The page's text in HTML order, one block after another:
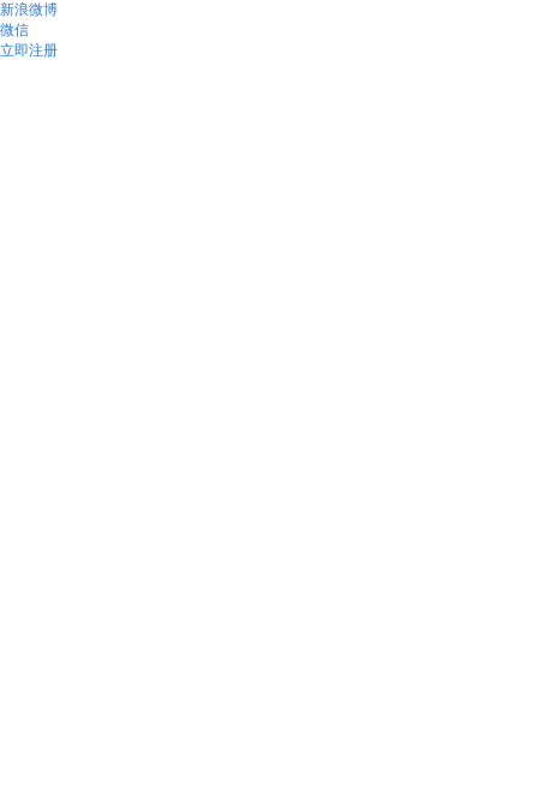
新浪微博
微信
立即注册